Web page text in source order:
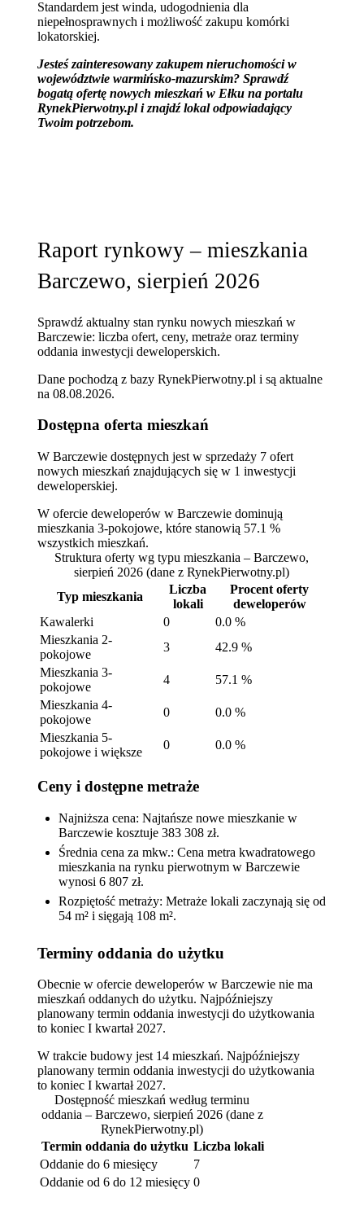
Standardem jest winda, udogodnienia dla
niepełnosprawnych i możliwość zakupu komórki
lokatorskiej.
Jesteś zainteresowany zakupem nieruchomości w
województwie warmińsko-mazurskim? Sprawdź
bogatą ofertę nowych mieszkań w Ełku na portalu
RynekPierwotny.pl i znajdź lokal odpowiadający
Twoim potrzebom.
Raport rynkowy – mieszkania
Barczewo, sierpień 2026
Sprawdź aktualny stan rynku nowych mieszkań w
Barczewie: liczba ofert, ceny, metraże oraz terminy
oddania inwestycji deweloperskich.
Dane pochodzą z bazy RynekPierwotny.pl i są aktualne
na08.08.2026.
Dostępna oferta mieszkań
W Barczewie dostępnych jest w sprzedaży 7 ofert
nowych mieszkań znajdujących się w 1 inwestycji
deweloperskiej.
W ofercie deweloperów w Barczewie dominują
mieszkania 3-pokojowe, które stanowią 57.1 %
wszystkich mieszkań.
Struktura oferty wg typu mieszkania – Barczewo,
sierpień 2026 (dane z RynekPierwotny.pl)
Typ mieszkania
Liczba
lokali
Procent oferty
deweloperów
Kawalerki
0
0.0 %
Mieszkania 2-
pokojowe
3
42.9 %
Mieszkania 3-
pokojowe
4
57.1 %
Mieszkania 4-
pokojowe
0
0.0 %
Mieszkania 5-
pokojowe i większe
0 0.0 %
Ceny i dostępne metraże
Najniższa cena: Najtańsze nowe mieszkanie w
Barczewie kosztuje 383 308 zł.
Średnia cena za mkw.: Cena metra kwadratowego
mieszkania na rynku pierwotnym w Barczewie
wynosi 6 807 zł.
Rozpiętość metraży: Metraże lokali zaczynają się od
54 m² i sięgają 108 m².
Terminy oddania do użytku
Obecnie w ofercie deweloperów w Barczewie nie ma
mieszkań oddanych do użytku. Najpóźniejszy
planowany termin oddania inwestycji do użytkowania
to koniec I kwartał 2027.
W trakcie budowy jest 14 mieszkań. Najpóźniejszy
planowany termin oddania inwestycji do użytkowania
to koniec I kwartał 2027.
Dostępność mieszkań według terminu
oddania – Barczewo, sierpień 2026 (dane z
RynekPierwotny.pl)
Termin oddania do użytku Liczba lokali
Oddanie do 6 miesięcy
7
Oddanie od 6 do 12 miesięcy 0